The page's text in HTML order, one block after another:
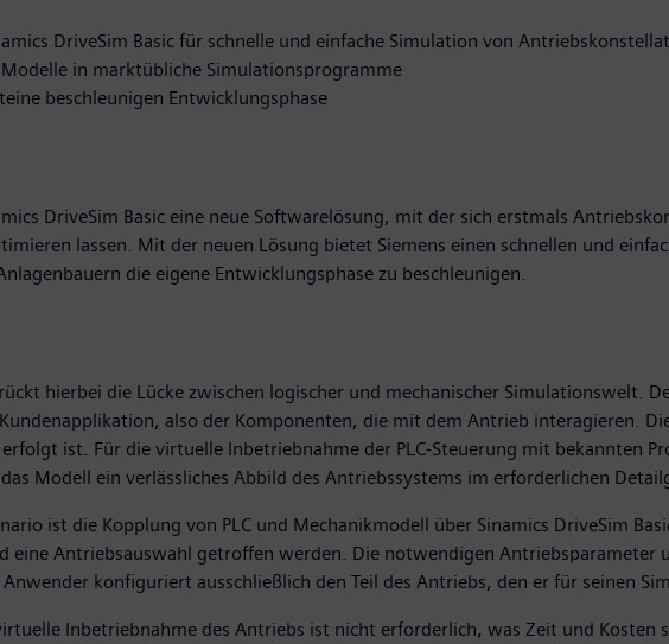
DriveSim Basic für schnelle und einfache Simulation von
in marktübliche Simulationsprogramme
beschleunigen Entwicklungsphase
DriveSim Basic eine neue Softwarelösung, mit der sich erstmals
lassen. Mit der neuen Lösung bietet Siemens einen schnellen und
die eigene Entwicklungsphase zu beschleunigen.
hierbei die Lücke zwischen logischer und mechanischer Simulationswelt.
also der Komponenten, die mit dem Antrieb interagieren.
ist. Für die virtuelle Inbetriebnahme der PLC-Steuerung mit bekannten
Modell ein verlässliches Abbild des Antriebssystems im erforderlichen
ist die Kopplung von PLC und Mechanikmodell über Sinamics DriveSim
eine Antriebsauswahl getroffen werden. Die notwendigen
konfiguriert ausschließlich den Teil des Antriebs, den er für seinen
Inbetriebnahme des Antriebs ist nicht erforderlich, was Zeit und Kosten